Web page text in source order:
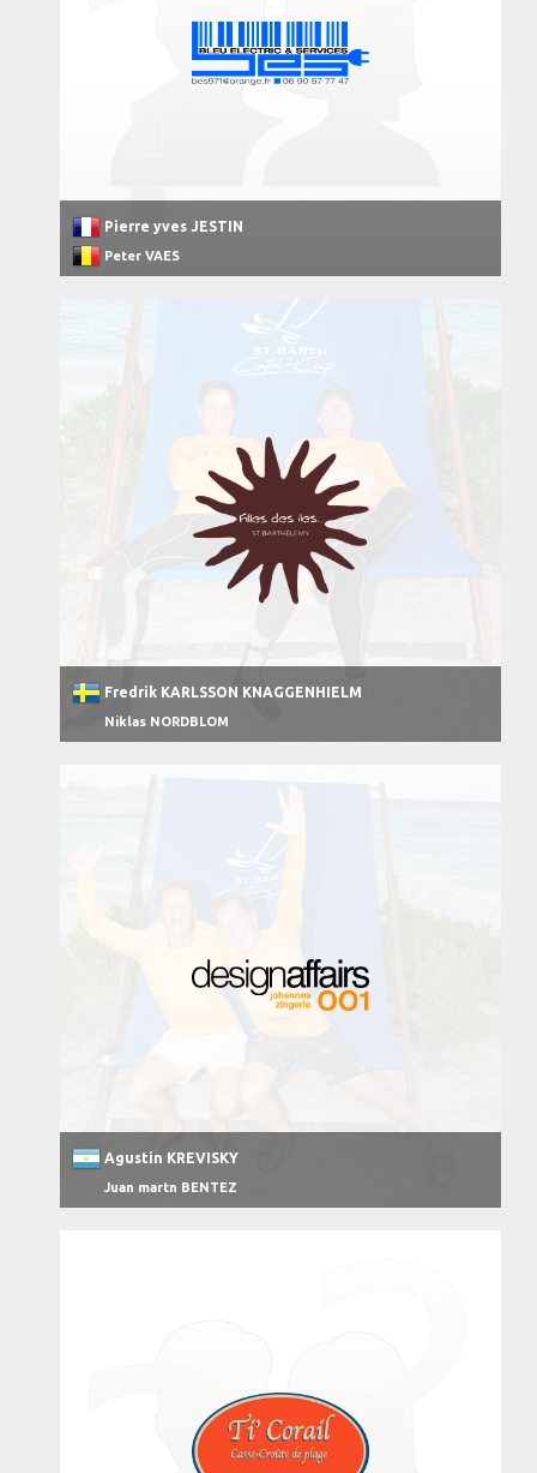
Pierre yves JESTIN
Peter VAES
Fredrik KARLSSON KNAGGENHIELM
Niklas NORDBLOM
Agustin KREVISKY
Juan martn BENTEZ